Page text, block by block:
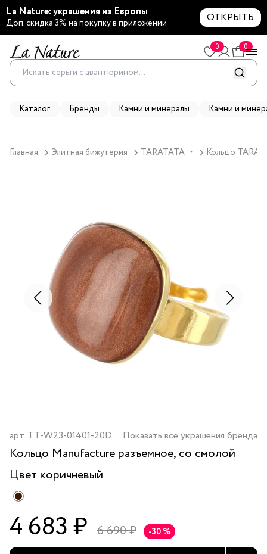
La Nature: украшения из Европы
Доп. скидка 3% на покупку в приложении ОТКРЫТЬ
0 0
Каталог Бренды Камни и минералы Камни и
Главная Элитная бижутерия TARATATA ▼ Кольцо
арт. TT-W23-01401-20D Показать все украшения бренда
Кольцо Manufacture разъемное, со смолой
Цвет коричневый
4 683 ₽ 6 690 ₽ -30 %